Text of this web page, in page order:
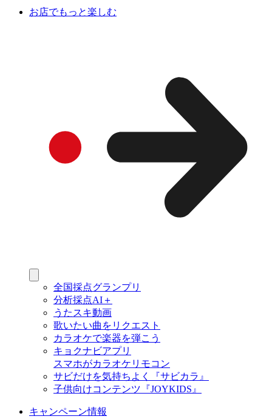
お店でもっと楽しむ
全国採点グランプリ
分析採点AI＋
うたスキ動画
歌いたい曲をリクエスト
カラオケで楽器を弾こう
キョクナビアプリ
スマホがカラオケリモコン
サビだけを気持ちよく『サビカラ』
子供向けコンテンツ『JOYKIDS』
キャンペーン情報